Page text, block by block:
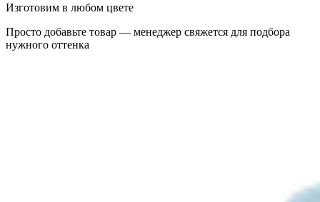
Изготовим в любом цвете
Просто добавьте товар — менеджер свяжется для подбора
нужного оттенка